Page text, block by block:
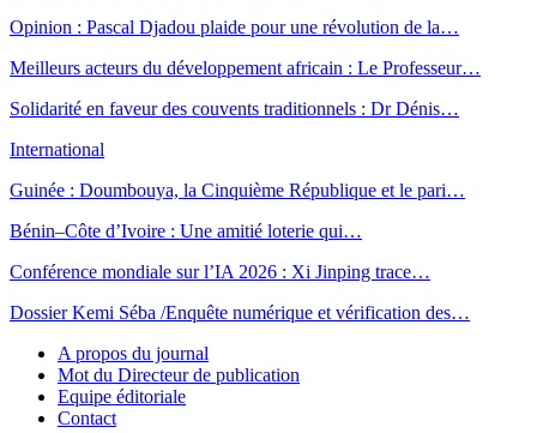
Opinion : Pascal Djadou plaide pour une révolution de la…
Meilleurs acteurs du développement africain : Le Professeur…
Solidarité en faveur des couvents traditionnels : Dr Dénis…
International
Guinée : Doumbouya, la Cinquième République et le pari…
Bénin–Côte d’Ivoire : Une amitié loterie qui…
Conférence mondiale sur l’IA 2026 : Xi Jinping trace…
Dossier Kemi Séba /Enquête numérique et vérification des…
A propos du journal
Mot du Directeur de publication
Equipe éditoriale
Contact